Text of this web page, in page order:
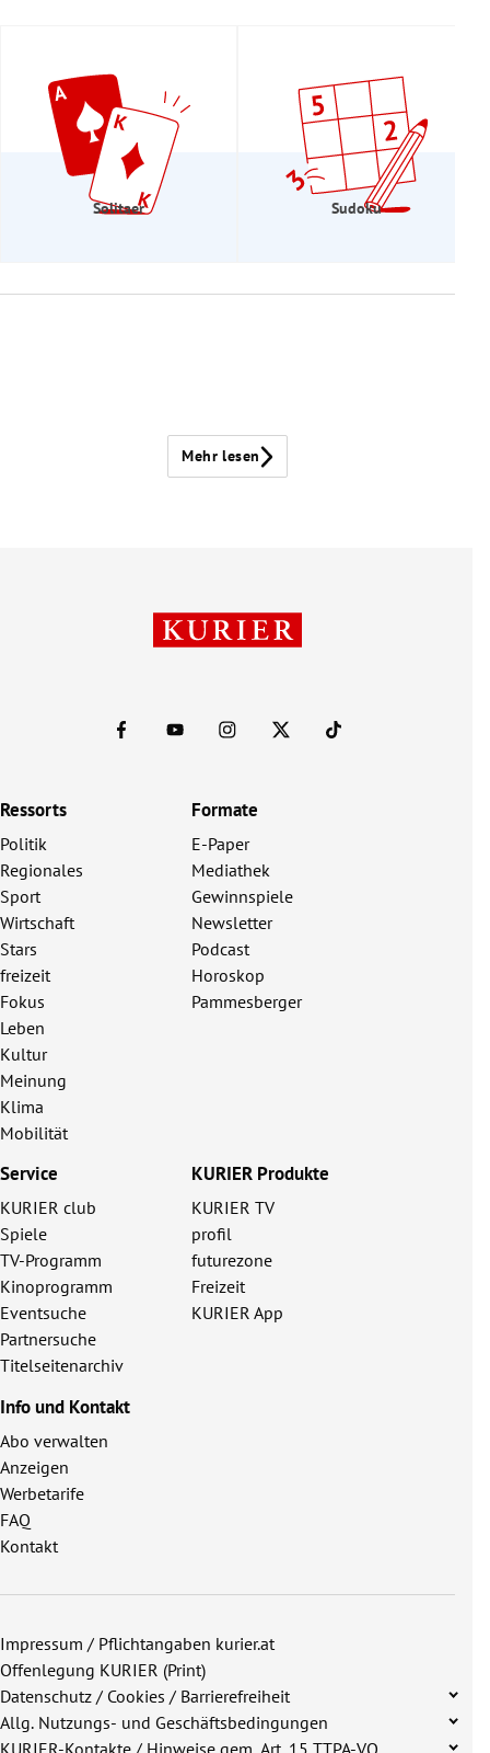
Solitaer Sudoku
Mehr lesen
Ressorts
Politik
Regionales
Sport
Wirtschaft
Stars
freizeit
Fokus
Leben
Kultur
Meinung
Klima
Mobilität
Formate
E-Paper
Mediathek
Gewinnspiele
Newsletter
Podcast
Horoskop
Pammesberger
Service
KURIER club
Spiele
TV-Programm
Kinoprogramm
Eventsuche
Partnersuche
Titelseitenarchiv
KURIER Produkte
KURIER TV
profil
futurezone
Freizeit
KURIER App
Info und Kontakt
Abo verwalten
Anzeigen
Werbetarife
FAQ
Kontakt
Impressum / Pflichtangaben kurier.at
Offenlegung KURIER (Print)
Datenschutz / Cookies / Barrierefreiheit
Allg. Nutzungs- und Geschäftsbedingungen
KURIER-Kontakte / Hinweise gem. Art. 15 TTPA-VO